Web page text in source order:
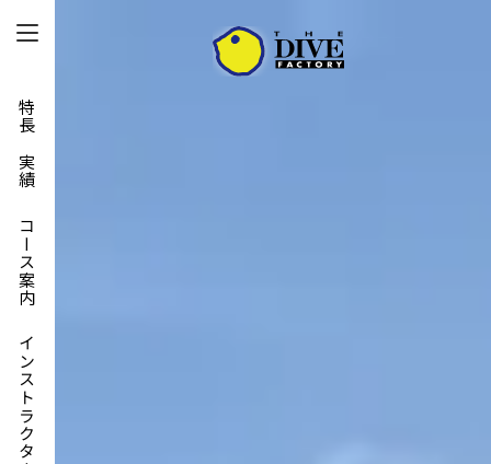
特長と実績
コース案内
インストラクター